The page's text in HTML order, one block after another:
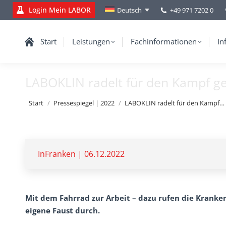
Login Mein LABOR Deutsch +49 971 7202 0
Start Leistungen Fachinformationen
LABOKLIN radelt für den Kampf
Sie befinden sich hier:
Start Pressespiegel | 2022 LABOKLIN radelt für den Kampf…
InFranken | 06.12.2022
Mit dem Fahrrad zur Arbeit – dazu rufen die
eigene Faust durch.